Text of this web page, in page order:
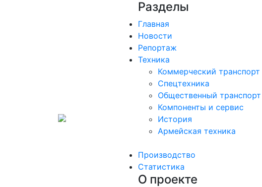
Разделы
Главная
Новости
Репортаж
Техника
Коммерческий транспорт
Спецтехника
Общественный транспорт
Компоненты и сервис
История
Армейская техника
Производство
Статистика
О проекте